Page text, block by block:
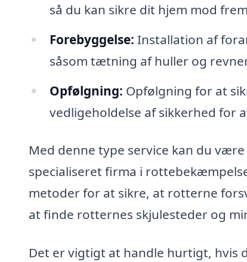
så du kan sikre dit hjem mod
Forebyggelse: Installation af
såsom tætning af huller og
Opfølgning: Opfølgning for at
vedligeholdelse af sikkerhed for
Med denne type service kan du
specialiseret firma i
metoder for at sikre, at rotterne
at finde rotternes skjulesteder og
Det er vigtigt at handle hurtigt, hvis